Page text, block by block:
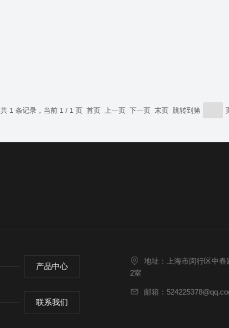
共 1 条记录，当前 1 / 1 页 首页 上一页 下一页 末页 跳转到第
产品中心
联系我们
地址：上海市闵行区中
2室
邮箱：